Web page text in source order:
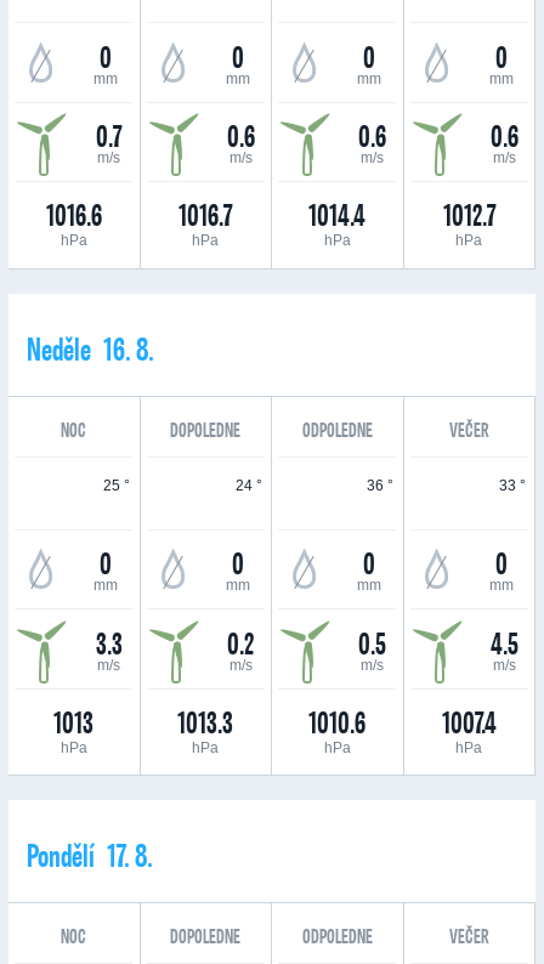
0
mm
0.7
m/s
1016.6
hPa
0
mm
0.6
m/s
1016.7
hPa
0
mm
0.6
m/s
1014.4
hPa
0
mm
0.6
m/s
1012.7
hPa
Neděle 16. 8.
NOC DOPOLEDNE ODPOLEDNE VEČER
25 °
0
mm
3.3
m/s
1013
hPa
24 °
0
mm
0.2
m/s
1013.3
hPa
36 °
0
mm
0.5
m/s
1010.6
hPa
33 °
0
mm
4.5
m/s
1007.4
hPa
Pondělí 17. 8.
NOC DOPOLEDNE ODPOLEDNE VEČER